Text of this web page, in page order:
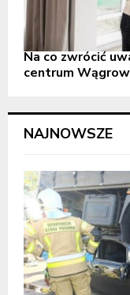
Na co zwrócić
centrum
NAJNOWSZE